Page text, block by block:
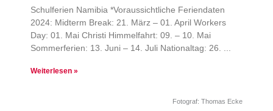
Schulferien Namibia *Voraussichtliche Feriendaten
2024: Midterm Break: 21. März – 01. April Workers
Day: 01. Mai Christi Himmelfahrt: 09. – 10. Mai
Sommerferien: 13. Juni – 14. Juli Nationaltag: 26.
Weiterlesen »
Fotograf: Thomas Ecke